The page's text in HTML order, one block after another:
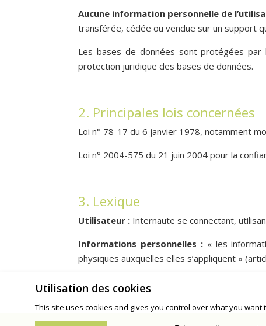
Aucune information personnelle de
transférée, cédée ou vendue sur un support
Les bases de données sont protégées
protection juridique des bases de données.
2. Principales lois concernées
Loi n° 78-17 du 6 janvier 1978, notamment
Loi n° 2004-575 du 21 juin 2004 pour la
3. Lexique
Utilisateur : Internaute se connectant,
Informations personnelles : « les
physiques auxquelles elles s’appliquent »
This site uses cookies and gives you control over what you want